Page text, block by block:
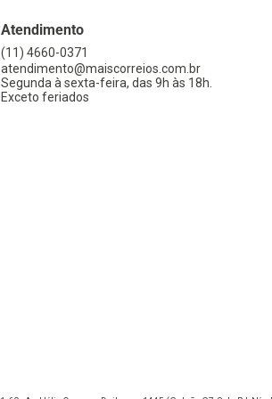
Atendimento
(11) 4660-0371
atendimento@maiscorreios.com.br
Segunda à sexta-feira, das 9h às 18h.
Exceto feriados